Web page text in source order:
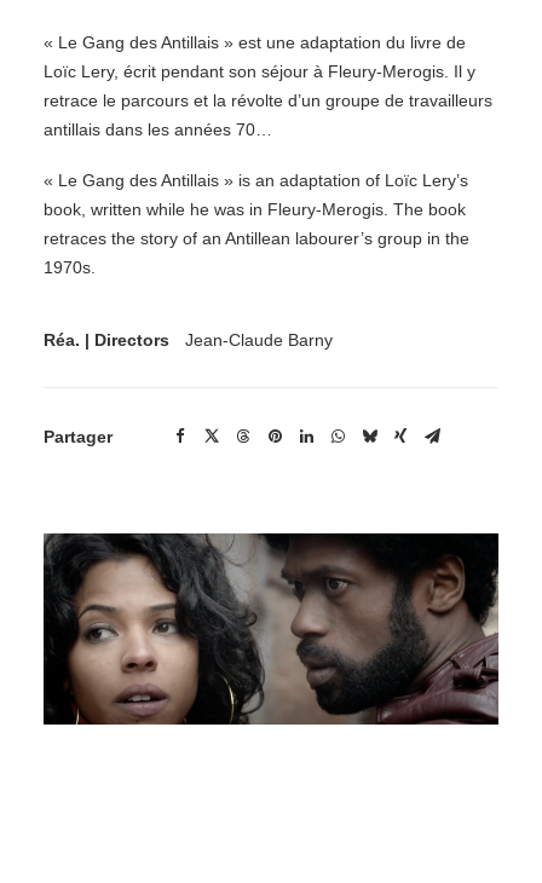
« Le Gang des Antillais » est une adaptation du livre de
Loïc Lery, écrit pendant son séjour à Fleury-Merogis. Il y
retrace le parcours et la révolte d’un groupe de travailleurs
antillais dans les années 70…
« Le Gang des Antillais » is an adaptation of Loïc Lery’s
book, written while he was in Fleury-Merogis. The book
retraces the story of an Antillean labourer’s group in the
1970s.
Réa. | Directors Jean-Claude Barny
Partager